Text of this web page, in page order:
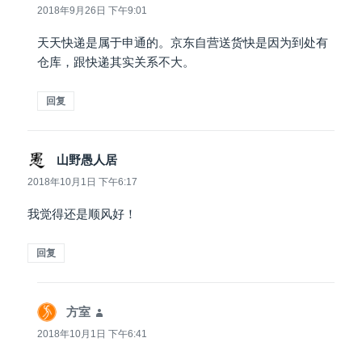
道：
2018年9月26日 下午9:01
天天快递是属于申通的。京东自营送货快是因为到处有
仓库，跟快递其实关系不大。
回复
山野愚人居
道：
2018年10月1日 下午6:17
我觉得还是顺风好！
回复
方室
道：
2018年10月1日 下午6:41